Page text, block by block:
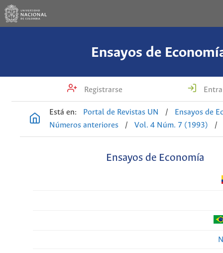
Ensayos de
Registrarse
Está en: Portal de Revistas UN /
Ensayos de
Números anteriores
/ Vol. 4 Núm. 7 (1993) /
Ensayos de Economía